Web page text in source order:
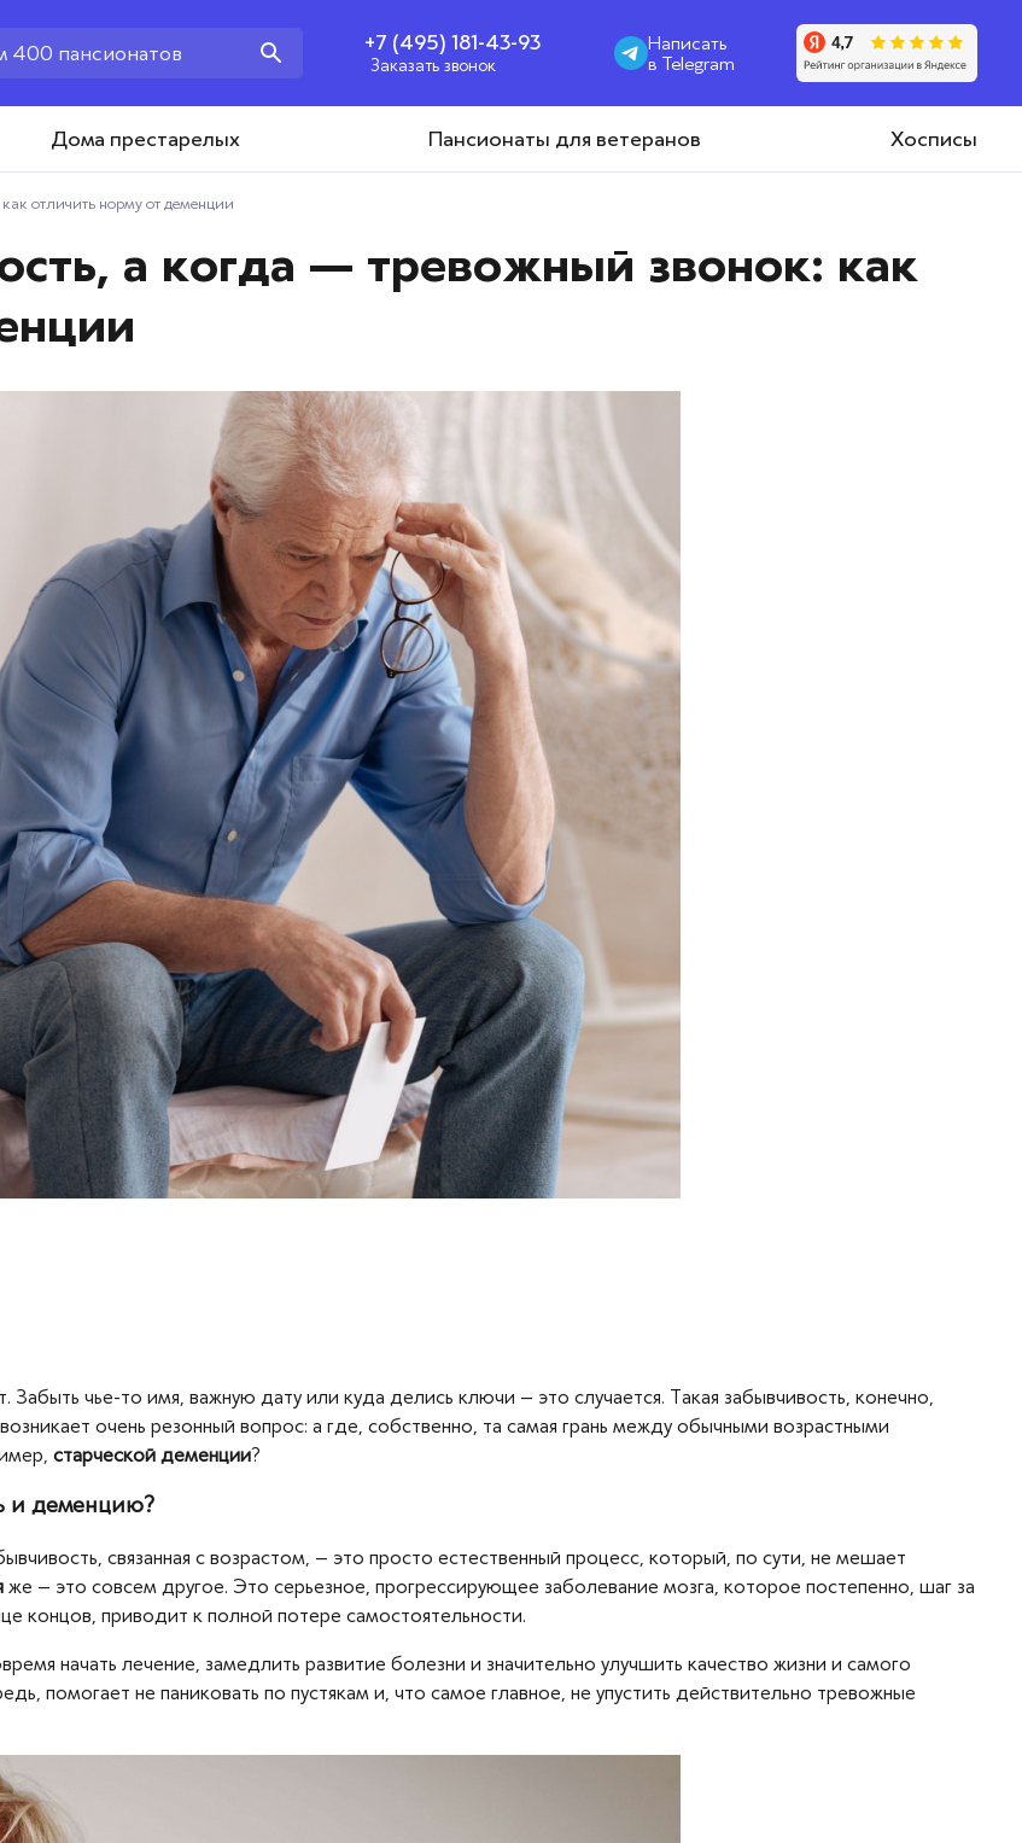
+7 (495) 181-43-93
Заказать звонок
Написать
в Telegram
Дома престарелых Пансионаты для ветеранов Хосписы
Заказать звонок
отличить норму от деменции
а когда — тревожный звонок: как
чье-то имя, важную дату или куда делись ключи – это случается. Такая забывчивость, конечно,
очень резонный вопрос: а где, собственно, та самая грань между обычными возрастными
старческой деменции?
и деменцию?
связанная с возрастом, – это просто естественный процесс, который, по сути, не мешает
же – это совсем другое. Это серьезное, прогрессирующее заболевание мозга, которое постепенно, шаг за
концов, приводит к полной потере самостоятельности.
начать лечение, замедлить развитие болезни и значительно улучшить качество жизни и самого
помогает не паниковать по пустякам и, что самое главное, не упустить действительно тревожные